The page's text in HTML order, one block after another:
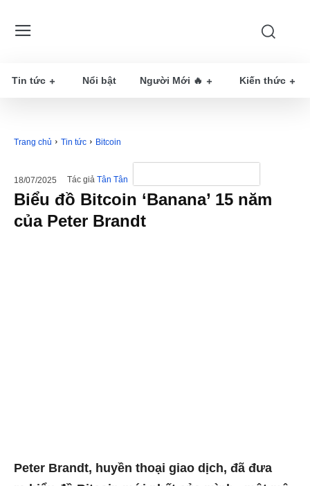
Tin tức Nổi bật Người Mới 🔥 Kiến thức
Trang chủ Tin tức Bitcoin
18/07/2025 Tác giả Tân Tân
Biểu đồ Bitcoin ‘Banana’ 15 năm
của Peter Brandt
Peter Brandt, huyền thoại giao dịch, đã đưa